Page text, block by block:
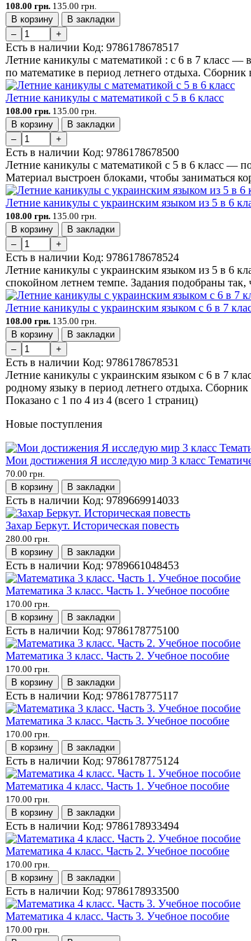
108.00 грн. 135.00 грн.
В корзину
В закладки
–
+
Есть в наличии Код: 9786178678517
Летние каникулы с математикой : с 6 в 7 класс —
по математике в период летнего отдыха. Сборник
Летние каникулы с математикой с 5 в 6 класс
108.00 грн. 135.00 грн.
В корзину
В закладки
–
+
Есть в наличии Код: 9786178678500
Летние каникулы с математикой с 5 в 6 класс —
Материал выстроен блоками, чтобы заниматься
Летние каникулы с украинским языком из 5 в 6
108.00 грн. 135.00 грн.
В корзину
В закладки
–
+
Есть в наличии Код: 9786178678524
Летние каникулы с украинским языком из 5 в 6
спокойном летнем темпе. Задания подобраны
Летние каникулы с украинским языком с 6 в 7
108.00 грн. 135.00 грн.
В корзину
В закладки
–
+
Есть в наличии Код: 9786178678531
Летние каникулы с украинским языком с 6 в 7
родному языку в период летнего отдыха. Сборник
Показано с 1 по 4 из 4 (всего 1 страниц)
Новые поступления
Мои достижения Я исследую мир 3 класс
70.00 грн.
В корзину
В закладки
Есть в наличии Код: 9789669914033
Захар Беркут. Историческая повесть
280.00 грн.
В корзину
В закладки
Есть в наличии Код: 9789661048453
Математика 3 класс. Часть 1. Учебное пособие
170.00 грн.
В корзину
В закладки
Есть в наличии Код: 9786178775100
Математика 3 класс. Часть 2. Учебное пособие
170.00 грн.
В корзину
В закладки
Есть в наличии Код: 9786178775117
Математика 3 класс. Часть 3. Учебное пособие
170.00 грн.
В корзину
В закладки
Есть в наличии Код: 9786178775124
Математика 4 класс. Часть 1. Учебное пособие
170.00 грн.
В корзину
В закладки
Есть в наличии Код: 9786178933494
Математика 4 класс. Часть 2. Учебное пособие
170.00 грн.
В корзину
В закладки
Есть в наличии Код: 9786178933500
Математика 4 класс. Часть 3. Учебное пособие
170.00 грн.